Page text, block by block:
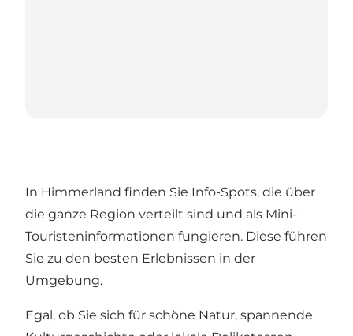
In Himmerland finden Sie Info-Spots, die über
die ganze Region verteilt sind und als Mini-
Touristeninformationen fungieren. Diese führen
Sie zu den besten Erlebnissen in der
Umgebung.
Egal, ob Sie sich für schöne Natur, spannende